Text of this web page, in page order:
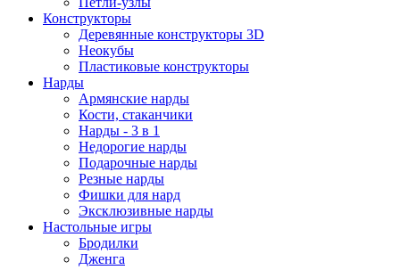
Конструкторы
Деревянные конструкторы 3D
Неокубы
Пластиковые конструкторы
Нарды
Армянские нарды
Кости, стаканчики
Нарды - 3 в 1
Недорогие нарды
Подарочные нарды
Резные нарды
Фишки для нард
Эксклюзивные нарды
Настольные игры
Бродилки
Дженга